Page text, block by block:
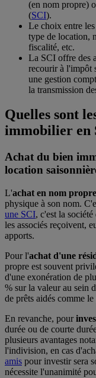
(en nom propre)
(SCI).
Le choix entre
type de location,
fiscalité, etc.
La SCI offre des
recourir à l'impôt
une gestion
la transmission
Quelles sont
immobilier en
Achat du bien
location
L'achat en nom propre
physique à son nom.
une SCI, c'est la
les associés reçoivent,
apports.
Pour l'achat d'une
propre est souvent
d'une exonération de
% sur la valeur au sein
de prêts aidés comme
En revanche, pour
durée ou de courte
plusieurs avantages
l'indivision, en cas
amis pour investir sera
nécessite l'unanimité